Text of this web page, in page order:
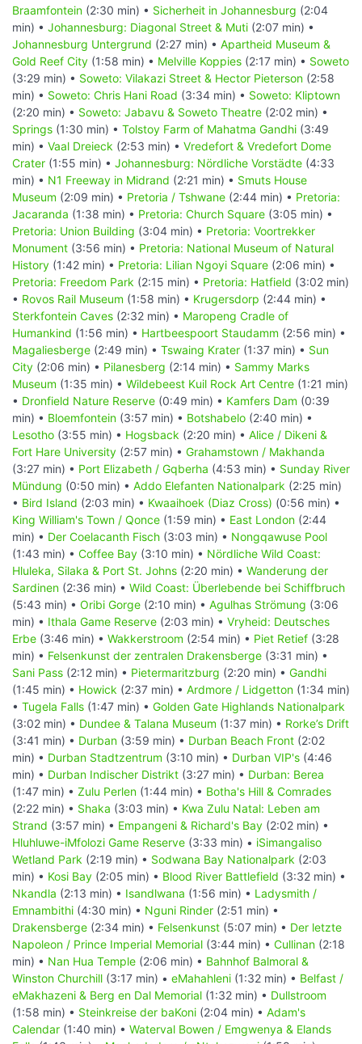
Braamfontein (2:30 min) • Sicherheit in Johannesburg (2:04
min) • Johannesburg: Diagonal Street & Muti (2:07 min) •
Johannesburg Untergrund (2:27 min) • Apartheid Museum &
Gold Reef City (1:58 min) • Melville Koppies (2:17 min) • Soweto
(3:29 min) • Soweto: Vilakazi Street & Hector Pieterson (2:58
min) • Soweto: Chris Hani Road (3:34 min) • Soweto: Kliptown
(2:20 min) • Soweto: Jabavu & Soweto Theatre (2:02 min) •
Springs (1:30 min) • Tolstoy Farm of Mahatma Gandhi (3:49
min) • Vaal Dreieck (2:53 min) • Vredefort & Vredefort Dome
Crater (1:55 min) • Johannesburg: Nördliche Vorstädte (4:33
min) • N1 Freeway in Midrand (2:21 min) • Smuts House
Museum (2:09 min) • Pretoria / Tshwane (2:44 min) • Pretoria:
Jacaranda (1:38 min) • Pretoria: Church Square (3:05 min) •
Pretoria: Union Building (3:04 min) • Pretoria: Voortrekker
Monument (3:56 min) • Pretoria: National Museum of Natural
History (1:42 min) • Pretoria: Lilian Ngoyi Square (2:06 min) •
Pretoria: Freedom Park (2:15 min) • Pretoria: Hatfield (3:02 min)
• Rovos Rail Museum (1:58 min) • Krugersdorp (2:44 min) •
Sterkfontein Caves (2:32 min) • Maropeng Cradle of
Humankind (1:56 min) • Hartbeespoort Staudamm (2:56 min) •
Magaliesberge (2:49 min) • Tswaing Krater (1:37 min) • Sun
City (2:06 min) • Pilanesberg (2:14 min) • Sammy Marks
Museum (1:35 min) • Wildebeest Kuil Rock Art Centre (1:21 min)
• Dronfield Nature Reserve (0:49 min) • Kamfers Dam (0:39
min) • Bloemfontein (3:57 min) • Botshabelo (2:40 min) •
Lesotho (3:55 min) • Hogsback (2:20 min) • Alice / Dikeni &
Fort Hare University (2:57 min) • Grahamstown / Makhanda
(3:27 min) • Port Elizabeth / Gqberha (4:53 min) • Sunday River
Mündung (0:50 min) • Addo Elefanten Nationalpark (2:25 min)
• Bird Island (2:03 min) • Kwaaihoek (Diaz Cross) (0:56 min) •
King William's Town / Qonce (1:59 min) • East London (2:44
min) • Der Coelacanth Fisch (3:03 min) • Nongqawuse Pool
(1:43 min) • Coffee Bay (3:10 min) • Nördliche Wild Coast:
Hluleka, Silaka & Port St. Johns (2:20 min) • Wanderung der
Sardinen (2:36 min) • Wild Coast: Überlebende bei Schiffbruch
(5:43 min) • Oribi Gorge (2:10 min) • Agulhas Strömung (3:06
min) • Ithala Game Reserve (2:03 min) • Vryheid: Deutsches
Erbe (3:46 min) • Wakkerstroom (2:54 min) • Piet Retief (3:28
min) • Felsenkunst der zentralen Drakensberge (3:31 min) •
Sani Pass (2:12 min) • Pietermaritzburg (2:20 min) • Gandhi
(1:45 min) • Howick (2:37 min) • Ardmore / Lidgetton (1:34 min)
• Tugela Falls (1:47 min) • Golden Gate Highlands Nationalpark
(3:02 min) • Dundee & Talana Museum (1:37 min) • Rorke’s Drift
(3:41 min) • Durban (3:59 min) • Durban Beach Front (2:02
min) • Durban Stadtzentrum (3:10 min) • Durban VIP's (4:46
min) • Durban Indischer Distrikt (3:27 min) • Durban: Berea
(1:47 min) • Zulu Perlen (1:44 min) • Botha's Hill & Comrades
(2:22 min) • Shaka (3:03 min) • Kwa Zulu Natal: Leben am
Strand (3:57 min) • Empangeni & Richard's Bay (2:02 min) •
Hluhluwe-iMfolozi Game Reserve (3:33 min) • iSimangaliso
Wetland Park (2:19 min) • Sodwana Bay Nationalpark (2:03
min) • Kosi Bay (2:05 min) • Blood River Battlefield (3:32 min) •
Nkandla (2:13 min) • Isandlwana (1:56 min) • Ladysmith /
Emnambithi (4:30 min) • Nguni Rinder (2:51 min) •
Drakensberge (2:34 min) • Felsenkunst (5:07 min) • Der letzte
Napoleon / Prince Imperial Memorial (3:44 min) • Cullinan (2:18
min) • Nan Hua Temple (2:06 min) • Bahnhof Balmoral &
Winston Churchill (3:17 min) • eMahahleni (1:32 min) • Belfast /
eMakhazeni & Berg en Dal Memorial (1:32 min) • Dullstroom
(1:58 min) • Steinkreise der baKoni (2:04 min) • Adam's
Calendar (1:40 min) • Waterval Bowen / Emgwenya & Elands